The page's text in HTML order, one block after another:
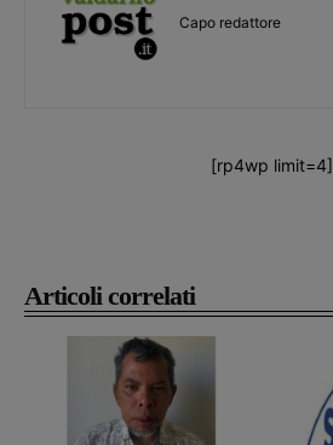
Articoli correlati
Capo redattore
[rp4wp limit=4]